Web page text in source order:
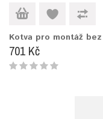
Kotva pro montáž
701 Kč